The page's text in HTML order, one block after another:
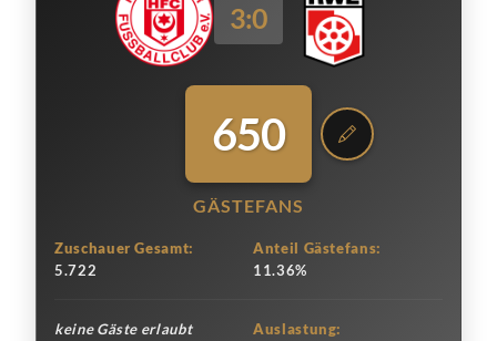
3:0
650
GÄSTEFANS
Zuschauer Gesamt:
5.722
Anteil Gästefans:
11.36%
keine Gäste erlaubt
Auslastung: